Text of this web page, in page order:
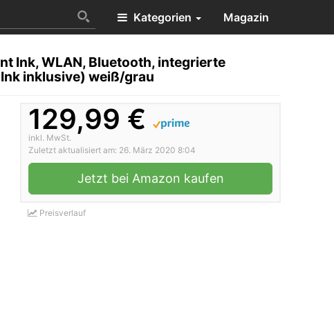
Kategorien Magazin
Ink, WLAN, Bluetooth, integrierte
inklusive) weiß/grau
129,99 €
inkl. MwSt.
Zuletzt aktualisiert am: 26. März 2020 8:04
Jetzt bei Amazon kaufen
Preisverlauf